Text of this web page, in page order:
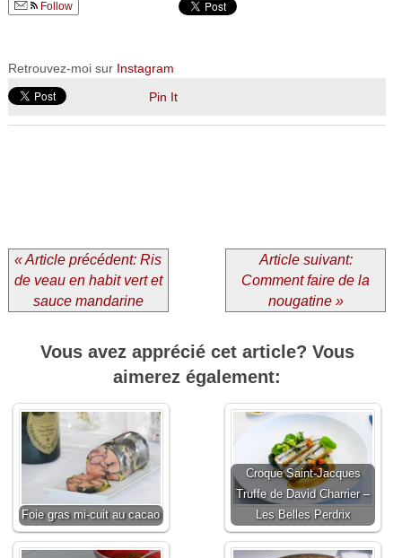
Follow
Retrouvez-moi sur Instagram
Pin It
« Article précédent: Ris
de veau en habit vert et
sauce mandarine
Article suivant:
Comment faire de la
nougatine »
Vous avez apprécié cet article? Vous
aimerez également:
Foie gras mi-cuit au cacao
Croque Saint-Jacques
Truffe de David Charrier –
Les Belles Perdrix